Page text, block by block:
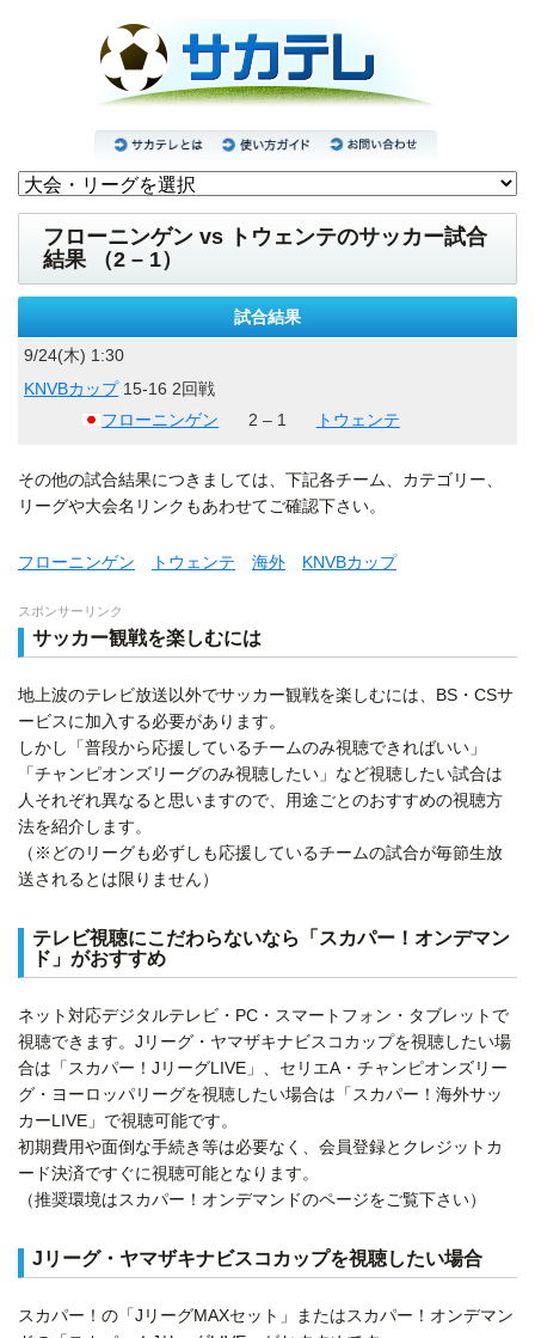
フローニンゲン vs トウェンテのサッカー試合
結果 （2 – 1）
試合結果
9/24(木) 1:30
KNVBカップ15-16 2回戦
フローニンゲン
2 – 1 トウェンテ
その他の試合結果につきましては、下記各チーム、カテゴリー、
リーグや大会名リンクもあわせてご確認下さい。
フローニンゲン トウェンテ 海外 KNVBカップ
スポンサーリンク
サッカー観戦を楽しむには
地上波のテレビ放送以外でサッカー観戦を楽しむには、BS・CSサ
ービスに加入する必要があります。
しかし「普段から応援しているチームのみ視聴できればいい」
「チャンピオンズリーグのみ視聴したい」など視聴したい試合は
人それぞれ異なると思いますので、用途ごとのおすすめの視聴方
法を紹介します。
（※どのリーグも必ずしも応援しているチームの試合が毎節生放
送されるとは限りません）
テレビ視聴にこだわらないなら「スカパー！オンデマン
ド」がおすすめ
ネット対応デジタルテレビ・PC・スマートフォン・タブレットで
視聴できます。Jリーグ・ヤマザキナビスコカップを視聴したい場
合は「スカパー！JリーグLIVE」、セリエA・チャンピオンズリー
グ・ヨーロッパリーグを視聴したい場合は「スカパー！海外サッ
カーLIVE」で視聴可能です。
初期費用や面倒な手続き等は必要なく、会員登録とクレジットカ
ード決済ですぐに視聴可能となります。
（推奨環境はスカパー！オンデマンドのページをご覧下さい）
Jリーグ・ヤマザキナビスコカップを視聴したい場合
スカパー！の「JリーグMAXセット」またはスカパー！オンデマン